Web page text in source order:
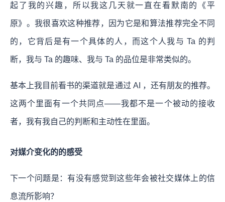
起了我的兴趣，所以我这几天就一直在看默南的《平
原》。我很喜欢这种推荐，因为它是和算法推荐完全不同
的，它背后是有一个具体的人，而这个人我与 Ta 的判
断，我与 Ta 的趣味、我与 Ta 的品位是非常类似的。
基本上我目前看书的渠道就是通过 AI ，还有朋友的推荐。
这两个里面有一个共同点——我都不是一个被动的接收
者，我有我自己的判断和主动性在里面。
对媒介变化的的感受
下一个问题是：有没有感觉到这些年会被社交媒体上的信
息流所影响？